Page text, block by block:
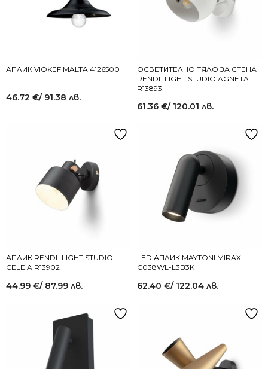
АПЛИК VIOKEF MALTA 4126500
46.72 €/ 91.38 лв.
ОСВЕТИТЕЛНО ТЯЛО ЗА СТЕНА
RENDL LIGHT STUDIO AGNETA
R13893
61.36 €/ 120.01 лв.
АПЛИК RENDL LIGHT STUDIO
CELEIA R13902
44.99 €/ 87.99 лв.
LED АПЛИК MAYTONI MIRAX
C038WL-L3B3K
62.40 €/ 122.04 лв.